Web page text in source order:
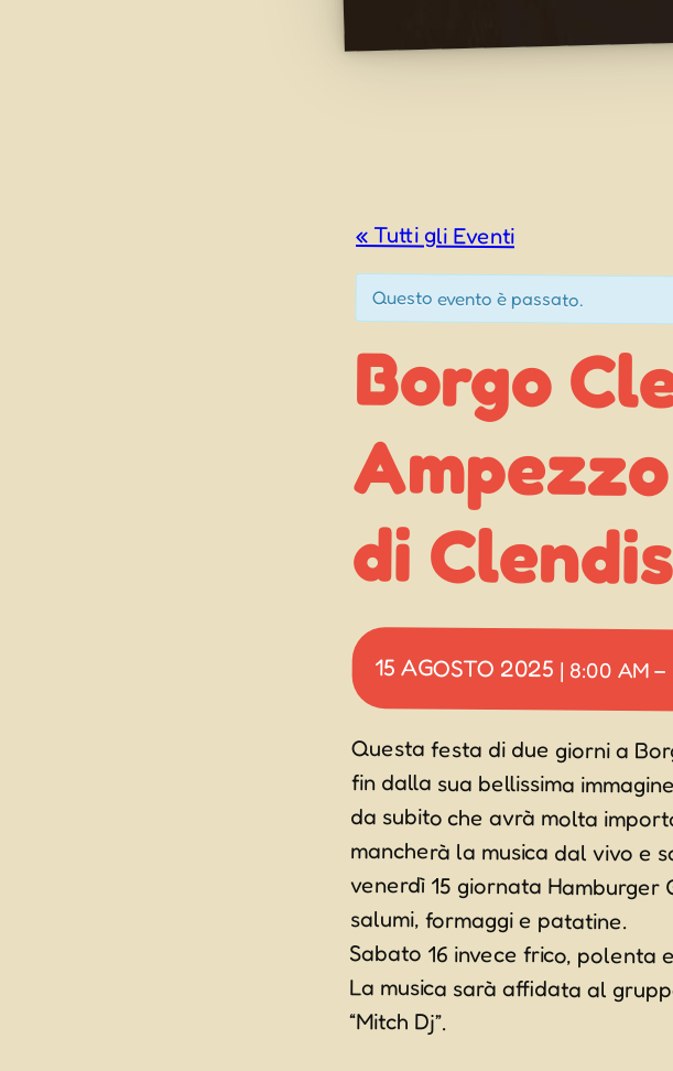
« Tutti gli Eventi
Questo evento è passato.
Borgo
Ampezzo
di Clendis
15 AGOSTO 2025 | 8:00 AM –
Questa festa di due giorni a
fin dalla sua bellissima
da subito che avrà molta
mancherà la musica dal vivo e
venerdì 15 giornata Hamburger
salumi, formaggi e patatine.
Sabato 16 invece frico, polenta
La musica sarà affidata al
“Mitch Dj”.